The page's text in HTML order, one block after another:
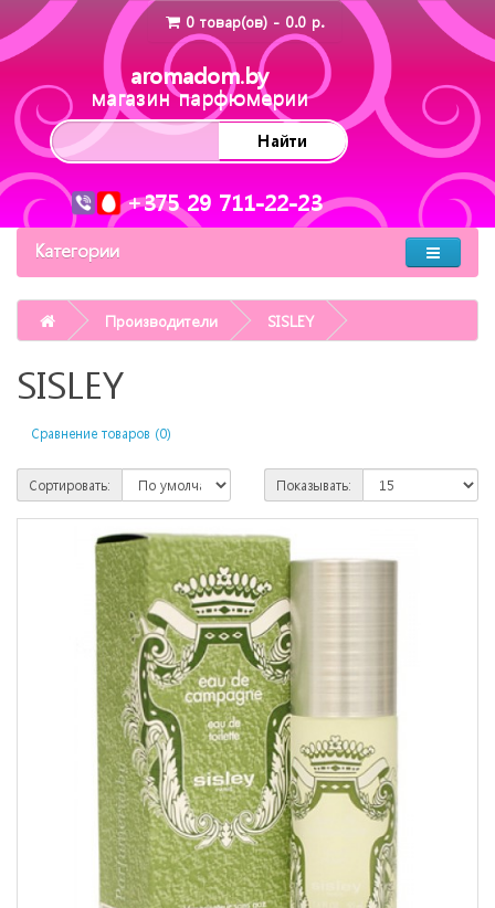
0 товар(ов) - 0.0 р.
aromadom.by
магазин парфюмерии
Найти
+375 29 711-22-23
Категории
Производители SISLEY
SISLEY
Сравнение товаров (0)
Сортировать: Показывать: